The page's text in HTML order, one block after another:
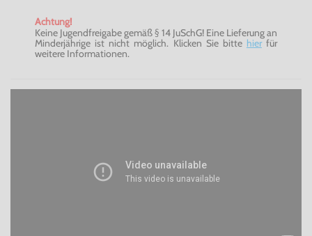
Achtung!
Keine Jugendfreigabe gemäß § 14 JuSchG! Eine Lieferung an
Minderjährige ist nicht möglich. Klicken Sie bitte hierfür
weitere Informationen.